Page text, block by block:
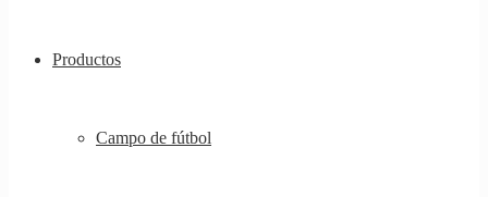
Productos
Campo de fútbol